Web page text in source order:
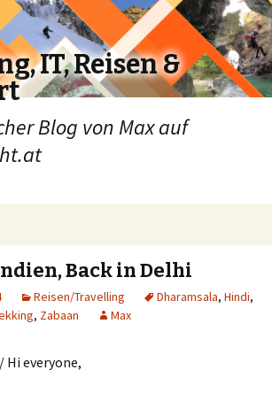
IT, Reisen &
Blog von Max auf
Back in Delhi
Reisen/Travelling Dharamsala, Hindi,
, Zabaan Max
Hi everyone,